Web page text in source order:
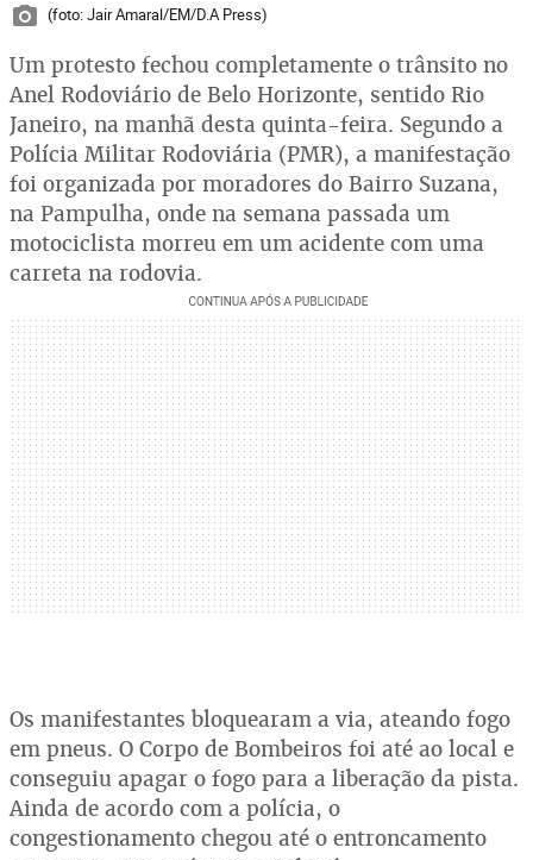
(foto: Jair Amaral/EM/D.A Press)
Um protesto fechou completamente o trânsito no
Anel Rodoviário de Belo Horizonte, sentido Rio
Janeiro, na manhã desta quinta-feira. Segundo a
Polícia Militar Rodoviária (PMR), a manifestação
foi organizada por moradores do Bairro Suzana,
na Pampulha, onde na semana passada um
motociclista morreu em um acidente com uma
carreta na rodovia.
Os manifestantes bloquearam a via, ateando fogo
em pneus. O Corpo de Bombeiros foi até ao local e
conseguiu apagar o fogo para a liberação da pista.
Ainda de acordo com a polícia, o
congestionamento chegou até o entroncamento